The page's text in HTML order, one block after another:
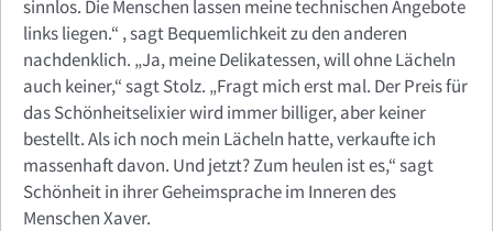
sinnlos. Die Menschen lassen meine technischen Angebote
links liegen.“ , sagt Bequemlichkeit zu den anderen
nachdenklich. „Ja, meine Delikatessen, will ohne Lächeln
auch keiner,“ sagt Stolz. „Fragt mich erst mal. Der Preis für
das Schönheitselixier wird immer billiger, aber keiner
bestellt. Als ich noch mein Lächeln hatte, verkaufte ich
massenhaft davon. Und jetzt? Zum heulen ist es,“ sagt
Schönheit in ihrer Geheimsprache im Inneren des
Menschen Xaver.